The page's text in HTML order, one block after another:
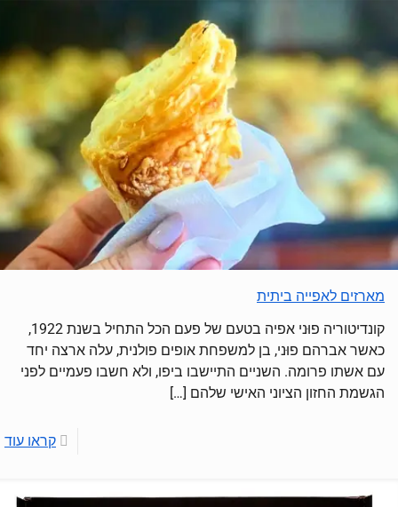
מארזים לאפייה ביתית
קונדיטוריה פוּני‏ אפיה בטעם של פעם הכל התחיל בשנת 1922,
כאשר אברהם פוּני‏, בן למשפחת אופים פולנית, עלה ארצה יחד
עם אשתו פרומה. השניים התיישבו ביפו, ולא חשבו פעמיים לפני
הגשמת החזון הציוני האישי שלהם […]
קראו עוד